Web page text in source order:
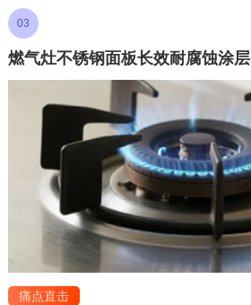
03
燃气灶不锈钢面板长效耐腐蚀涂层
痛点直击